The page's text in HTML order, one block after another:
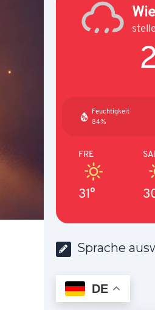
Feuchtigkeit
84%
FRE
31°
Sprache
DE